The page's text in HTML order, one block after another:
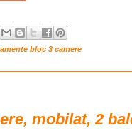
bloc 3 camere
mobilat, 2